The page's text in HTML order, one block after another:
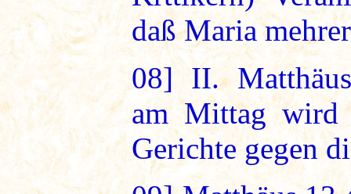
daß Maria
08] II.
am Mittag wird
Gerichte gegen